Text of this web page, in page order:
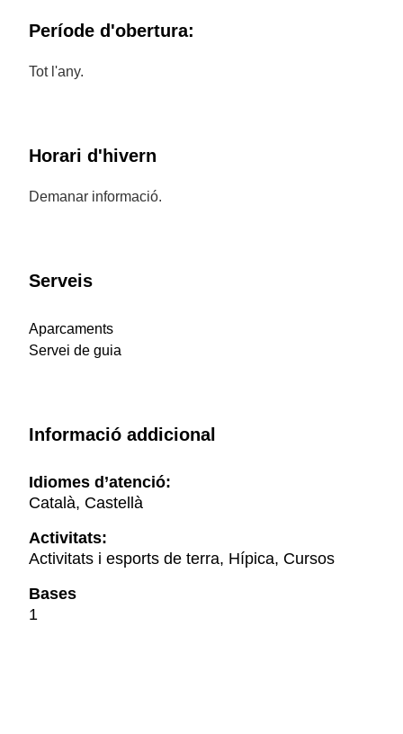
Període d'obertura:
Tot l'any.
Horari d'hivern
Demanar informació.
Serveis
Aparcaments
Servei de guia
Informació addicional
Idiomes d’atenció:
Català, Castellà
Activitats:
Activitats i esports de terra, Hípica, Cursos
Bases
1